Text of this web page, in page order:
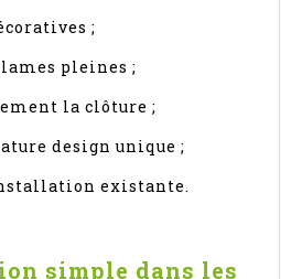
;
pleines ;
la clôture ;
design unique ;
existante.
simple dans les